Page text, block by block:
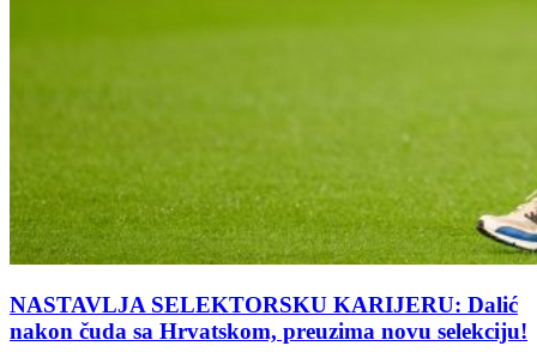
NASTAVLJA SELEKTORSKU KARIJERU: Dalić
nakon čuda sa Hrvatskom, preuzima novu selekciju!